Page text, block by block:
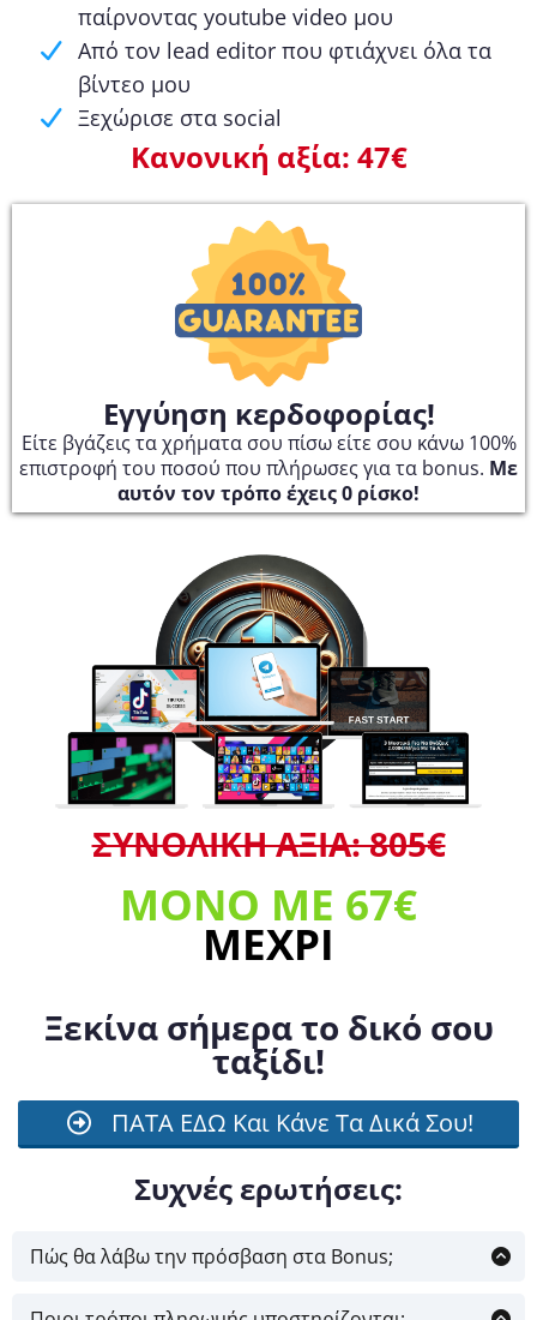
παίρνοντας youtube video μου
Από τον lead editor που φτιάχνει όλα τα
βίντεο μου
Ξεχώρισε στα social
Κανονική αξία: 47€
Εγγύηση κερδοφορίας!
Είτε βγάζεις τα χρήματα σου πίσω είτε σου κάνω 100%
επιστροφή του ποσού που πλήρωσες για τα bonus. Με
αυτόν τον τρόπο έχεις 0 ρίσκο!
ΣΥΝΟΛΙΚΗ ΑΞΙΑ: 805€
ΜΟΝΟ ΜΕ 67€
ΜΕΧΡΙ
Ξεκίνα σήμερα το δικό σου
ταξίδι!
ΠΑΤΑ ΕΔΩ Και Κάνε Τα Δικά Σου!
Συχνές ερωτήσεις:
Πώς θα λάβω την πρόσβαση στα Bonus;
Αμέσως μετά την παραγγελία σας θα σας δωθεί